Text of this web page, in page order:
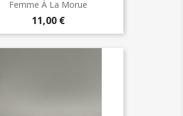
Femme À La Morue
Prix
11,00 €